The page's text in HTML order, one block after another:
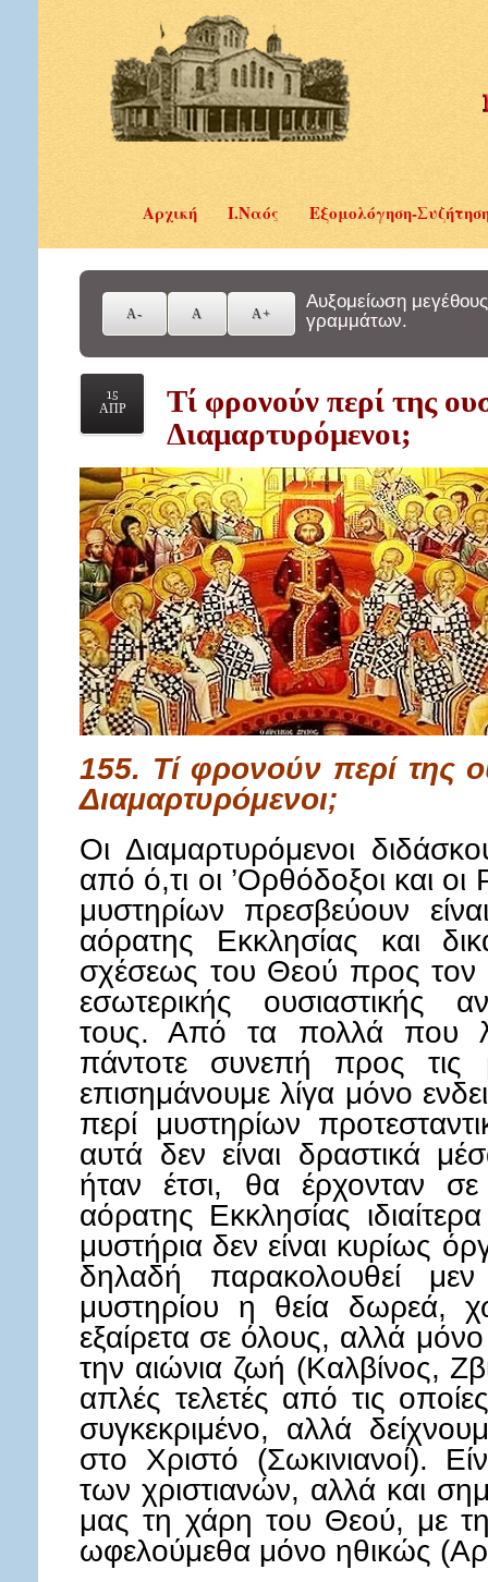
Αρχική Ι.Ναός Εξομολόγηση-
Αυξομείωση μεγέθους
γραμμάτων.
15
ΑΠΡ
Τί φρονούν περί της
Διαμαρτυρόμενοι;
155. Τί φρονούν περί της
Διαμαρτυρόμενοι;
Οι Διαμαρτυρόμενοι
από ό,τι οι ’Ορθόδοξοι και οι
μυστηρίων πρεσβεύουν
αόρατης Εκκλησίας και
σχέσεως του Θεού προς
εσωτερικής ουσιαστικής
τους. Από τα πολλά που
πάντοτε συνεπή προς τις
επισημάνουμε λίγα μόνο
περί μυστηρίων
αυτά δεν είναι δραστικά
ήταν έτσι, θα έρχονταν
αόρατης Εκκλησίας
μυστήρια δεν είναι κυρίως
δηλαδή παρακολουθεί
μυστηρίου η θεία δωρεά,
εξαίρετα σε όλους, αλλά
την αιώνια ζωή (Καλβίνος,
απλές τελετές από τις
συγκεκριμένο, αλλά
στο Χριστό (Σωκινιανοί).
των χριστιανών, αλλά και
μας τη χάρη του Θεού, με
ωφελούμεθα μόνο ηθικώς